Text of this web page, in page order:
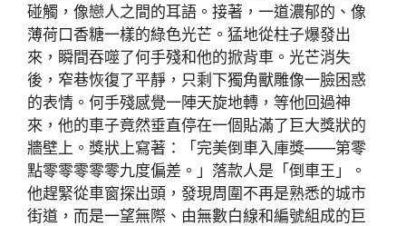
碰觸，像戀人之間的耳語。接著，一道濃郁的、像
薄荷口香糖一樣的綠色光芒。猛地從柱子爆發出
來，瞬間吞噬了何手殘和他的掀背車。光芒消失
後，窄巷恢復了平靜，只剩下獨角獸雕像一臉困惑
的表情。何手殘感覺一陣天旋地轉，等他回過神
來，他的車子竟然垂直停在一個貼滿了巨大獎狀的
牆壁上。獎狀上寫著：「完美倒車入庫獎——第零
點零零零零零九度偏差。」落款人是「倒車王」。
他趕緊從車窗探出頭，發現周圍不再是熟悉的城市
街道，而是一望無際、由無數白線和編號組成的巨